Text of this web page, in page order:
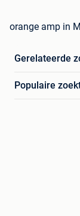
orange amp in
Gerelateerde
Populaire